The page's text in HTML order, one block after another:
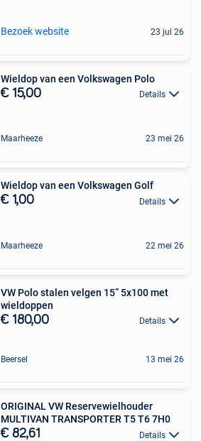
Bezoek website 23 jul 26
Wieldop van een Volkswagen Polo
€ 15,00 Details
Maarheeze 23 mei 26
Wieldop van een Volkswagen Golf
€ 1,00 Details
Maarheeze 22 mei 26
VW Polo stalen velgen 15” 5x100 met
wieldoppen
€ 180,00 Details
Beersel 13 mei 26
ORIGINAL VW Reservewielhouder
MULTIVAN TRANSPORTER T5 T6 7H0
€ 82,61 Details